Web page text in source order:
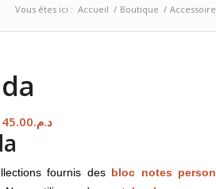
Vous êtes ici : Accueil / Boutique /
:
د.م.45.00
Le
est :
fournis des bloc notes